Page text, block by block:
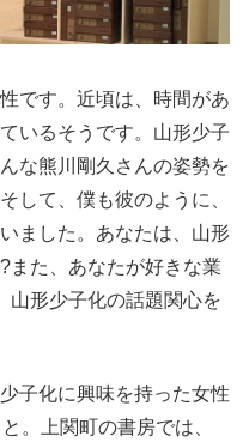
です。近頃は、時間があ
いるそうです。山形少子
な熊川剛久さんの姿勢を
して、僕も彼のように、
ました。あなたは、山形
また、あなたが好きな業
山形少子化の話題関心を
子化に興味を持った女性
。上関町の書房では、